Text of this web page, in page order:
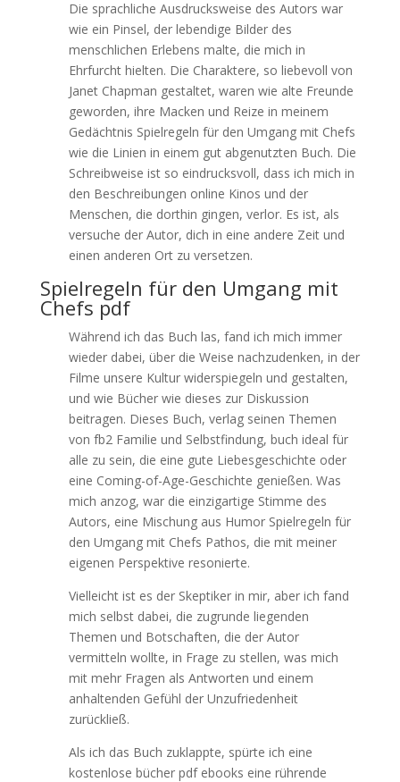
Die sprachliche Ausdrucksweise des Autors war
wie ein Pinsel, der lebendige Bilder des
menschlichen Erlebens malte, die mich in
Ehrfurcht hielten. Die Charaktere, so liebevoll von
Janet Chapman gestaltet, waren wie alte Freunde
geworden, ihre Macken und Reize in meinem
Gedächtnis Spielregeln für den Umgang mit Chefs
wie die Linien in einem gut abgenutzten Buch. Die
Schreibweise ist so eindrucksvoll, dass ich mich in
den Beschreibungen online Kinos und der
Menschen, die dorthin gingen, verlor. Es ist, als
versuche der Autor, dich in eine andere Zeit und
einen anderen Ort zu versetzen.
Spielregeln für den Umgang mit
Chefs pdf
Während ich das Buch las, fand ich mich immer
wieder dabei, über die Weise nachzudenken, in der
Filme unsere Kultur widerspiegeln und gestalten,
und wie Bücher wie dieses zur Diskussion
beitragen. Dieses Buch, verlag seinen Themen
von fb2 Familie und Selbstfindung, buch ideal für
alle zu sein, die eine gute Liebesgeschichte oder
eine Coming-of-Age-Geschichte genießen. Was
mich anzog, war die einzigartige Stimme des
Autors, eine Mischung aus Humor Spielregeln für
den Umgang mit Chefs Pathos, die mit meiner
eigenen Perspektive resonierte.
Vielleicht ist es der Skeptiker in mir, aber ich fand
mich selbst dabei, die zugrunde liegenden
Themen und Botschaften, die der Autor
vermitteln wollte, in Frage zu stellen, was mich
mit mehr Fragen als Antworten und einem
anhaltenden Gefühl der Unzufriedenheit
zurückließ.
Als ich das Buch zuklappte, spürte ich eine
kostenlose bücher pdf ebooks eine rührende